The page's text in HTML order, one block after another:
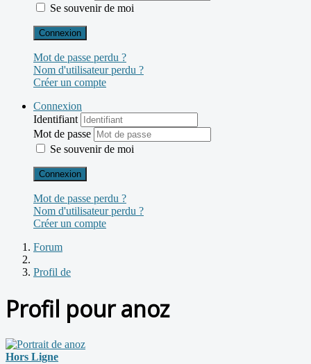
Se souvenir de moi
Connexion
Mot de passe perdu ?
Nom d'utilisateur perdu ?
Créer un compte
Connexion
Identifiant
Mot de passe
Se souvenir de moi
Connexion
Mot de passe perdu ?
Nom d'utilisateur perdu ?
Créer un compte
Forum
Profil de
Profil pour anoz
Hors Ligne